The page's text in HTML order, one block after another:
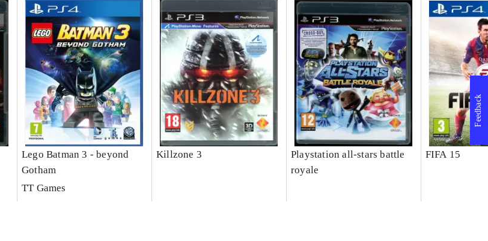
Lego Batman 3 - beyond
Gotham
TT Games
Killzone 3
Playstation all-stars battle
royale
FIFA 15
Feedback